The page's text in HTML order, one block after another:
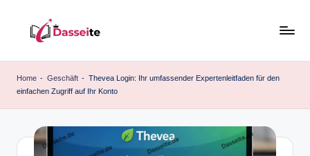
content
a
e
Home - Geschäft - Thevea Login: Ihr umfassender Expertenleitfaden für den
einfachen Zugriff auf Ihr Konto